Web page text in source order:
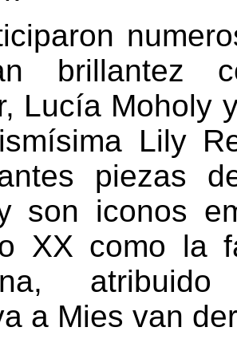
brillantez
, Lucía Moholy
Lily
piezas
son iconos
XX como la
,
a Mies van